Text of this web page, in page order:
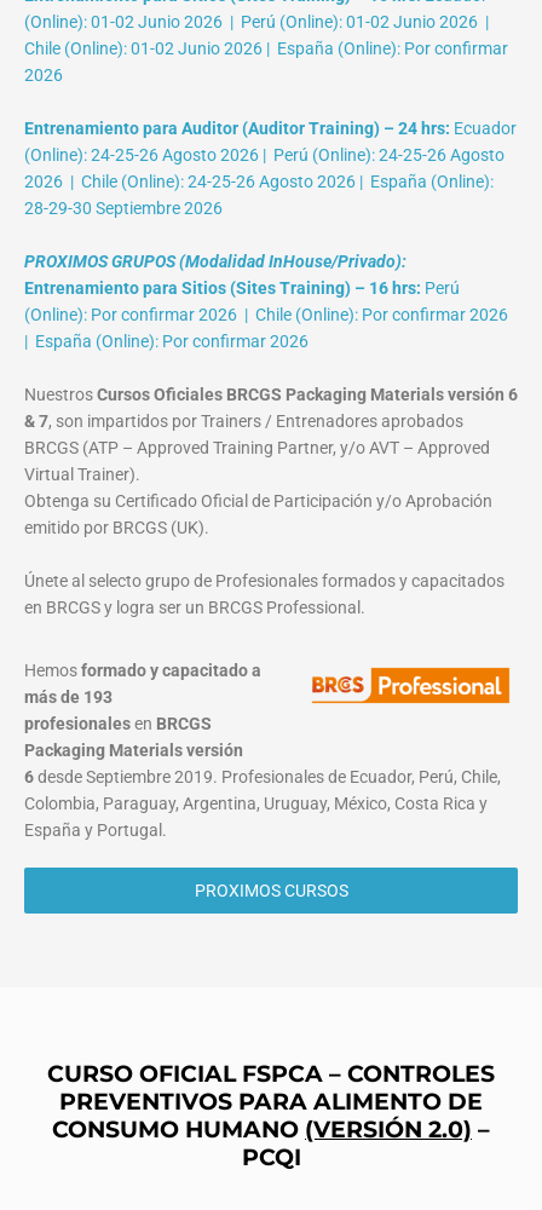
(Online): 01-02 Junio 2026 | Perú (Online): 01-02 Junio 2026 |
Chile (Online): 01-02 Junio 2026 | España (Online): Por confirmar
2026
Entrenamiento para Auditor (Auditor Training) – 24 hrs: Ecuador
(Online): 24-25-26 Agosto 2026 | Perú (Online): 24-25-26 Agosto
2026 | Chile (Online): 24-25-26 Agosto 2026 | España (Online):
28-29-30 Septiembre 2026
PROXIMOS GRUPOS (Modalidad InHouse/Privado):
Entrenamiento para Sitios (Sites Training) – 16 hrs: Perú
(Online): Por confirmar 2026 | Chile (Online): Por confirmar 2026
| España (Online): Por confirmar 2026
NuestrosCursos Oficiales BRCGS Packaging Materials versión 6
& 7, son impartidos por Trainers / Entrenadores aprobados
BRCGS (ATP – Approved Training Partner, y/o AVT – Approved
Virtual Trainer).
Obtenga su Certificado Oficial de Participación y/o Aprobación
emitido por BRCGS (UK).
Únete al selecto grupo de Profesionales formados y capacitados
en BRCGS y logra ser un BRCGS Professional.
Hemosformado y capacitado a
más de 193
profesionalesen BRCGS
Packaging Materialsversión
6desde Septiembre 2019. Profesionales de Ecuador, Perú, Chile,
Colombia, Paraguay, Argentina, Uruguay, México, Costa Rica y
España y Portugal.
PROXIMOS CURSOS
CURSO OFICIAL FSPCA – CONTROLES
PREVENTIVOS PARA ALIMENTO DE
CONSUMO HUMANO (VERSIÓN 2.0) –
PCQI